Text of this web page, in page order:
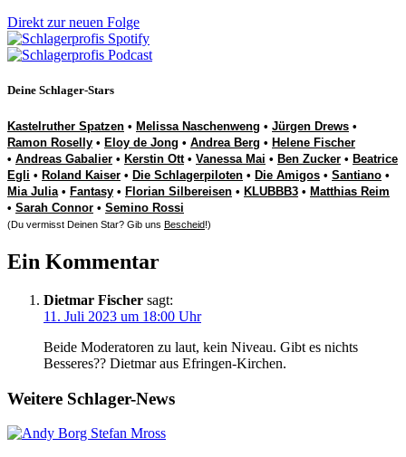
Direkt zur neuen Folge
Deine Schlager-Stars
Kastelruther Spatzen • Melissa Naschenweng • Jürgen Drews •
Ramon Roselly • Eloy de Jong • Andrea Berg • Helene Fischer
• Andreas Gabalier • Kerstin Ott• Vanessa Mai • Ben Zucker • Beatrice
Egli • Roland Kaiser • Die Schlagerpiloten • Die Amigos • Santiano •
Mia Julia• Fantasy • Florian Silbereisen • KLUBBB3 • Matthias Reim
• Sarah Connor • Semino Rossi
(Du vermisst Deinen Star? Gib uns Bescheid!)
Ein Kommentar
Dietmar Fischer sagt:
11. Juli 2023 um 18:00 Uhr
Beide Moderatoren zu laut, kein Niveau. Gibt es nichts
Besseres?? Dietmar aus Efringen-Kirchen.
Weitere Schlager-News